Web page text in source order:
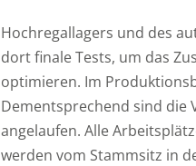
Hochregallagers und des
dort finale Tests, um das
optimieren. Im
Dementsprechend sind die
angelaufen. Alle
werden vom Stammsitz in